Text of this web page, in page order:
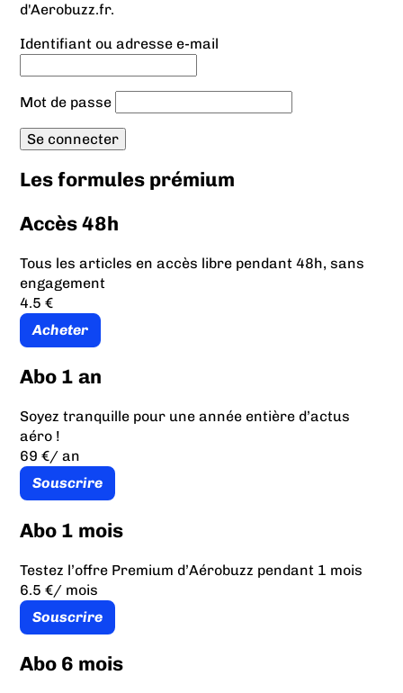
d'Aerobuzz.fr.
Identifiant ou adresse e-mail
Mot de passe
Les formules prémium
Accès 48h
Tous les articles en accès libre pendant 48h, sans
engagement
4.5 €
Acheter
Abo 1 an
Soyez tranquille pour une année entière d’actus
aéro !
69 €/ an
Souscrire
Abo 1 mois
Testez l’offre Premium d’Aérobuzz pendant 1 mois
6.5 €/ mois
Souscrire
Abo 6 mois